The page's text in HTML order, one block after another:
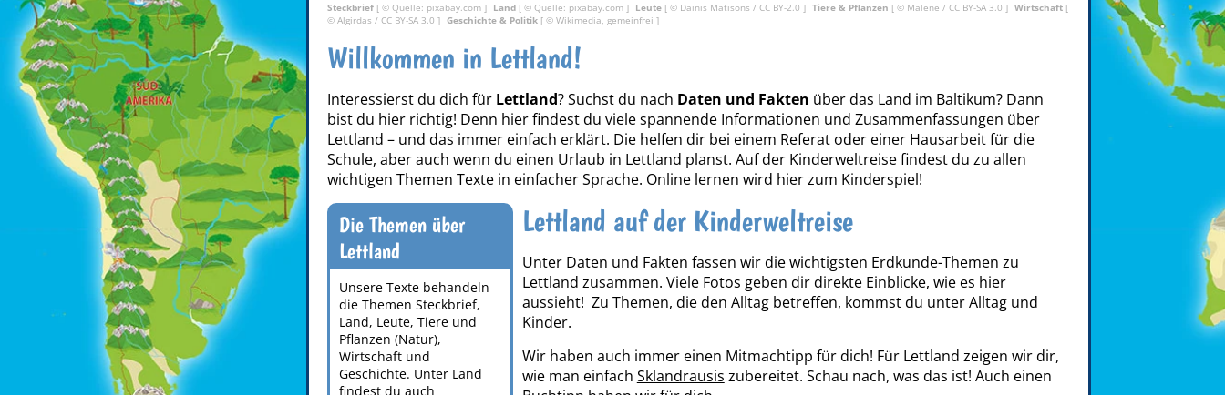
Steckbrief [ © Quelle: pixabay.com ] Land [ © Quelle: pixabay.com ] Leute [ © Dainis Matisons / CC BY-2.0 ] Tiere & Pflanzen [ © Malene / CC BY-SA 3.0 ] Wirtschaft [
© Algirdas / CC BY-SA 3.0 ] Geschichte & Politik [ © Wikimedia, gemeinfrei ]
Willkommen in Lettland!
Interessierst du dich für Lettland? Suchst du nach Daten und Fakten über das Land im Baltikum? Dann
bist du hier richtig! Denn hier findest du viele spannende Informationen und Zusammenfassungen über
Lettland – und das immer einfach erklärt. Die helfen dir bei einem Referat oder einer Hausarbeit für die
Schule, aber auch wenn du einen Urlaub in Lettland planst. Auf der Kinderweltreise findest du zu allen
wichtigen Themen Texte in einfacher Sprache. Online lernen wird hier zum Kinderspiel!
Die Themen über
Lettland
Unsere Texte behandeln
die Themen Steckbrief,
Land, Leute, Tiere und
Pflanzen (Natur),
Wirtschaft und
Geschichte. Unter Land
findest du auch
Lettland auf der Kinderweltreise
Unter Daten und Fakten fassen wir die wichtigsten Erdkunde-Themen zu
Lettland zusammen. Viele Fotos geben dir direkte Einblicke, wie es hier
aussieht! Zu Themen, die den Alltag betreffen, kommst du unterAlltag und
Kinder.
Wir haben auch immer einen Mitmachtipp für dich! Für Lettland zeigen wir dir,
wie man einfach Sklandrausis zubereitet. Schau nach, was das ist! Auch einen